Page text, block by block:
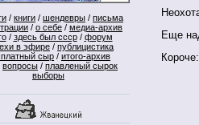
/ книги / шендевры / письма
/ о себе / медиа-архив
/ здесь был ссср/ форум
в эфире / публицистика
сыр / итого-архив
вопросы / плавленый сырок
выборы
Еще